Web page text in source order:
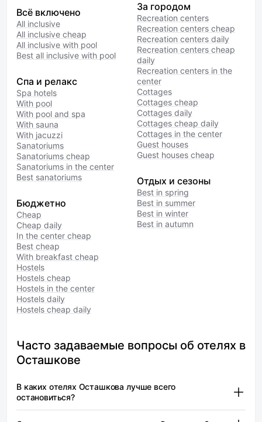
Всё включено
All inclusive
All inclusive cheap
All inclusive with pool
Best all inclusive with pool
Спа и релакс
Spa hotels
With pool
With pool and spa
With sauna
With jacuzzi
Sanatoriums
Sanatoriums cheap
Sanatoriums in the center
Best sanatoriums
Бюджетно
Cheap
Cheap daily
In the center cheap
Best cheap
With breakfast cheap
Hostels
Hostels cheap
Hostels in the center
Hostels daily
Hostels cheap daily
За городом
Recreation centers
Recreation centers cheap
Recreation centers daily
Recreation centers cheap
daily
Recreation centers in the
center
Cottages
Cottages cheap
Cottages daily
Cottages cheap daily
Cottages in the center
Guest houses
Guest houses cheap
Отдых и сезоны
Best in spring
Best in summer
Best in winter
Best in autumn
Часто задаваемые вопросы об отелях в
Осташкове
В каких отелях Осташкова лучше всего
остановиться?